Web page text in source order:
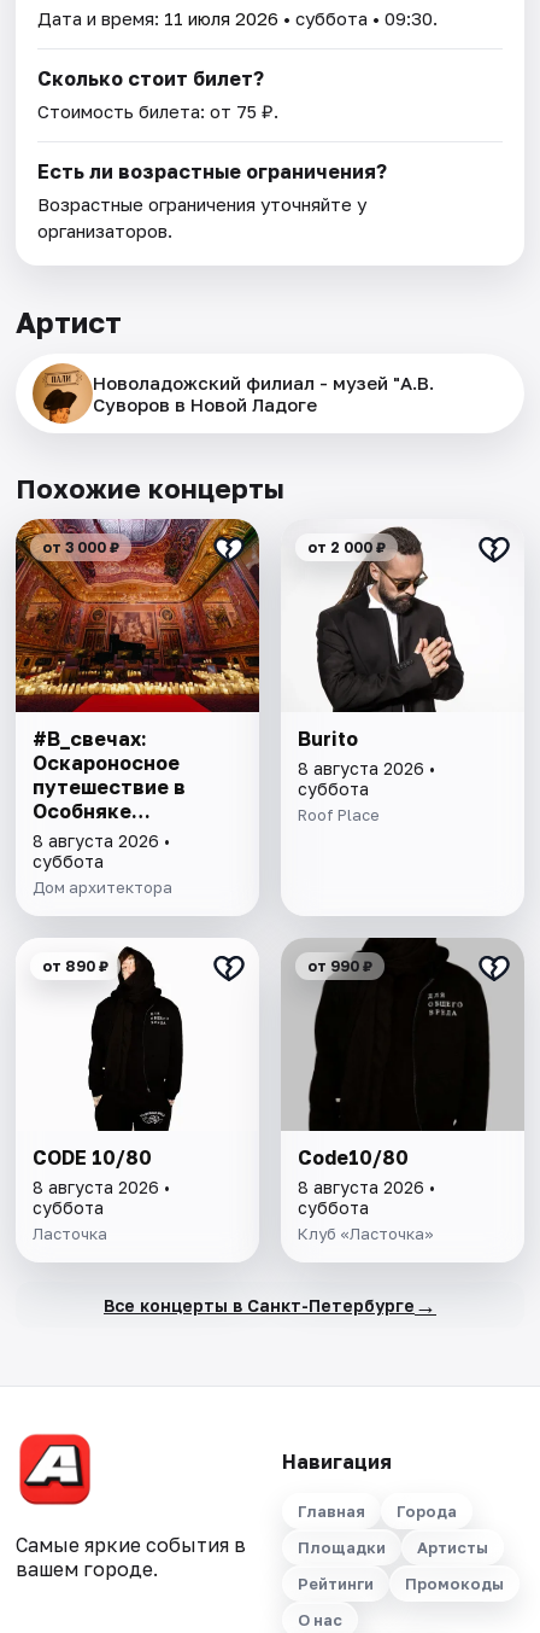
Дата и время: 11 июля 2026 • суббота • 09:30.
Сколько стоит билет?
Стоимость билета: от 75 ₽.
Есть ли возрастные ограничения?
Возрастные ограничения уточняйте у
организаторов.
Артист
Новоладожский филиал - музей "А.В.
Суворов в Новой Ладоге
Похожие концерты
от 3 000 ₽
#В_свечах:
Оскароносное
путешествие в
Особняке
Половцова
8 августа 2026 •
суббота
Дом архитектора
от 2 000 ₽
Burito
8 августа 2026 •
суббота
Roof Place
от 890 ₽
CODE 10/80
8 августа 2026 •
суббота
Ласточка
от 990 ₽
Code10/80
8 августа 2026 •
суббота
Клуб «Ласточка»
Все концерты в Санкт-Петербурге →
Самые яркие события в
вашем городе.
Навигация
Главная
Города
Площадки
Артисты
Рейтинги
Промокоды
О нас